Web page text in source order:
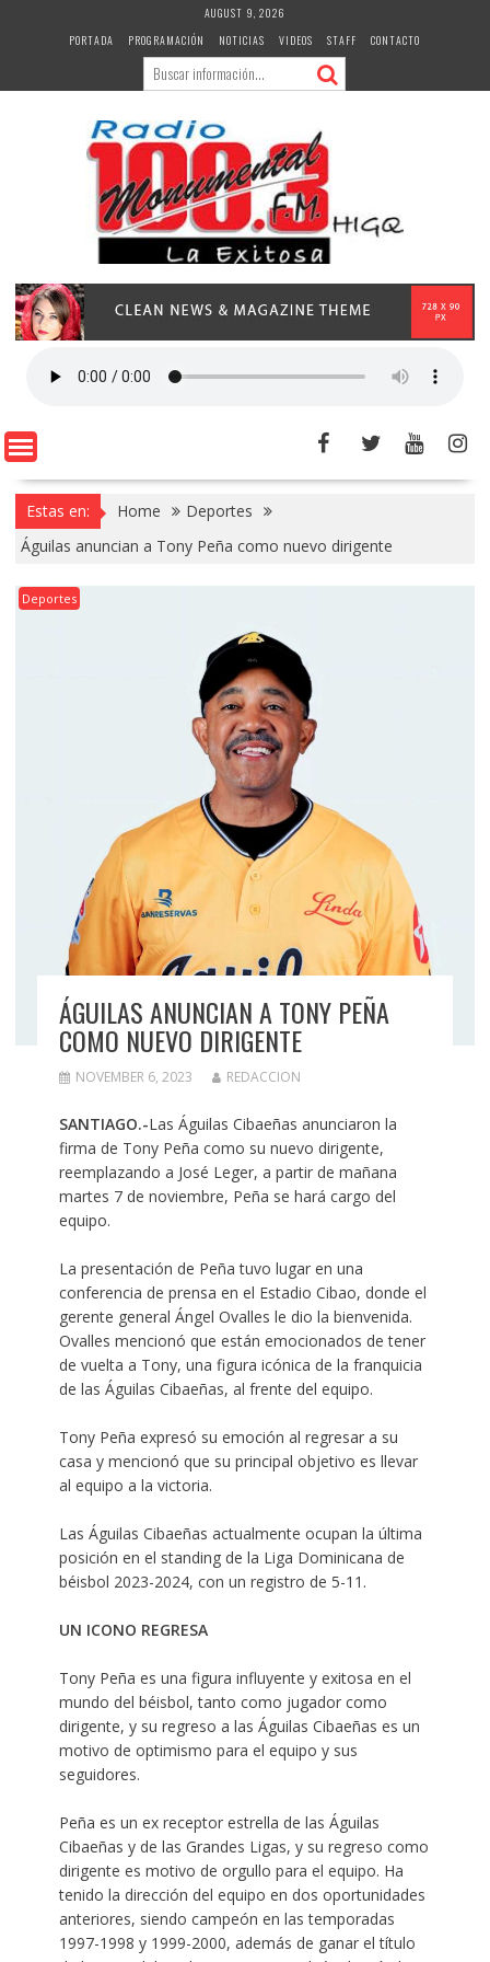
AUGUST 9, 2026
PORTADA
PROGRAMACIÓN NOTICIAS VIDEOS STAFF CONTACTO
Estas en: Home
Deportes
Águilas anuncian a Tony Peña como nuevo dirigente
Deportes
ÁGUILAS ANUNCIAN A TONY PEÑA
COMO NUEVO DIRIGENTE
NOVEMBER 6, 2023 REDACCION
SANTIAGO.-Las Águilas Cibaeñas anunciaron la
firma de Tony Peña como su nuevo dirigente,
reemplazando a José Leger, a partir de mañana
martes 7 de noviembre, Peña se hará cargo del
equipo.
La presentación de Peña tuvo lugar en una
conferencia de prensa en el Estadio Cibao, donde el
gerente general Ángel Ovalles le dio la bienvenida.
Ovalles mencionó que están emocionados de tener
de vuelta a Tony, una figura icónica de la franquicia
de las Águilas Cibaeñas, al frente del equipo.
Tony Peña expresó su emoción al regresar a su
casa y mencionó que su principal objetivo es llevar
al equipo a la victoria.
Las Águilas Cibaeñas actualmente ocupan la última
posición en el standing de la Liga Dominicana de
béisbol 2023-2024, con un registro de 5-11.
UN ICONO REGRESA
Tony Peña es una figura influyente y exitosa en el
mundo del béisbol, tanto como jugador como
dirigente, y su regreso a las Águilas Cibaeñas es un
motivo de optimismo para el equipo y sus
seguidores.
Peña es un ex receptor estrella de las Águilas
Cibaeñas y de las Grandes Ligas, y su regreso como
dirigente es motivo de orgullo para el equipo. Ha
tenido la dirección del equipo en dos oportunidades
anteriores, siendo campeón en las temporadas
1997-1998 y 1999-2000, además de ganar el título